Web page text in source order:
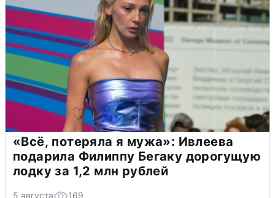
«Всё, потеряла я мужа»: Ивлеева
подарила Филиппу Бегаку дорогущую
лодку за 1,2 млн рублей
5 августа 169